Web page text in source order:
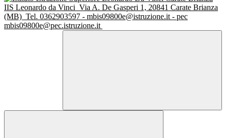
IIS Leonardo da Vinci Via A. De Gasperi 1, 20841 Carate Brianza
(MB) Tel. 0362903597 - mbis09800e@istruzione.it - pec
mbis09800e@pec.istruzione.it